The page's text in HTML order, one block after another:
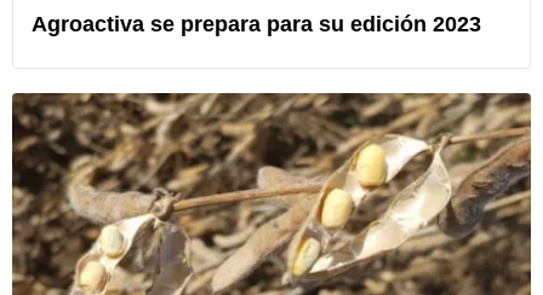
Agroactiva se prepara para su edición 2023